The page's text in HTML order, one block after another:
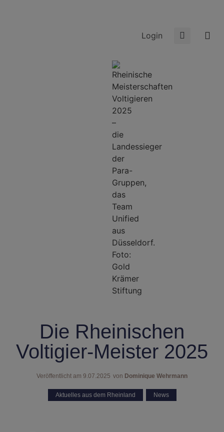
Login
Die Rheinischen
Voltigier-Meister 2025
Veröffentlicht am 9.07.2025 von Dominique Wehrmann
Aktuelles aus dem Rheinland News